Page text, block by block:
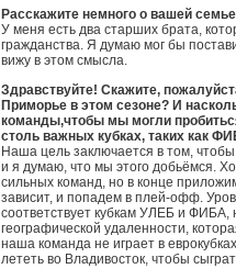
Расскажите немного о вашей
У меня есть два старших брата,
гражданства. Я думаю мог бы
вижу в этом смысла.
Здравствуйте! Скажите,
Приморье в этом сезоне? И
команды,чтобы мы могли
столь важных кубках, таких как
Наша цель заключается в том,
и я думаю, что мы этого добьёмся.
сильных команд, но в конце
зависит, и попадем в плей-офф.
соответствует кубкам УЛЕБ и ФИБА,
географической удаленности,
наша команда не играет в
лететь во Владивосток, чтобы